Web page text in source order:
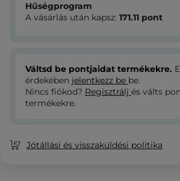
Hűségprogram
A vásárlás után kapsz: 171.11 pont
Váltsd be pontjaidat termékekre.
érdekében jelentkezz be be.
Nincs fiókod? Regisztrálj és válts
termékekre.
Jótállási és visszaküldési politika